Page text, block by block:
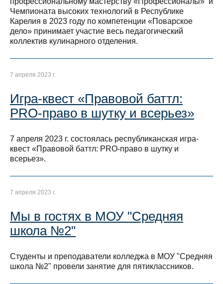
Чемпионата высоких технологий в Республике
Карелия в 2023 году по компетенции «Поварское
дело» принимает участие весь педагогический
коллектив кулинарного отделения.
7 апреля 2023 г.
Игра-квест «Правовой баттл:
PRO-право в шутку и всерьез»
7 апреля 2023 г. состоялась республиканская игра-
квест «Правовой баттл: PRO-право в шутку и
всерьез».
7 апреля 2023 г.
Мы в гостях в МОУ "Средняя
школа №2"
Студенты и преподаватели колледжа в МОУ "Средняя
школа №2" провели занятие для пятиклассников.